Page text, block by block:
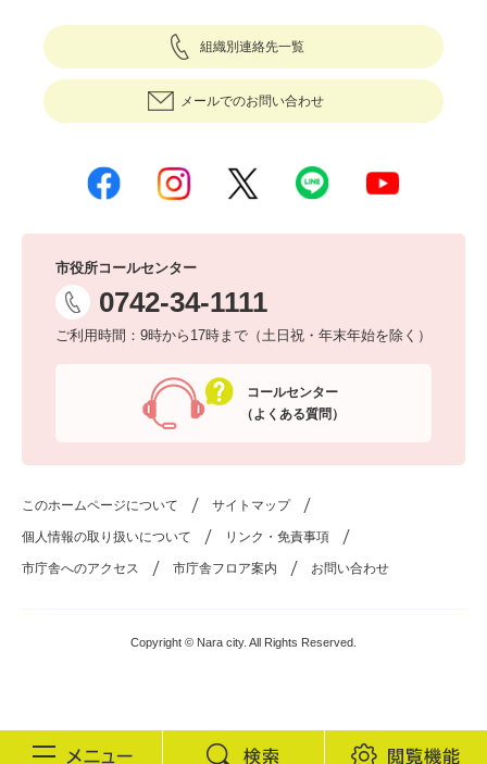
組織別連絡先一覧
メールでのお問い合わせ
市役所コールセンター
0742-34-1111
ご利用時間：9時から17時まで（土日祝・年末年始を除く）
コールセンター
（よくある質問）
このホームページについて サイトマップ
個人情報の取り扱いについて リンク・免責事項
市庁舎へのアクセス 市庁舎フロア案内 お問い合わせ
Copyright © Nara city. All Rights Reserved.